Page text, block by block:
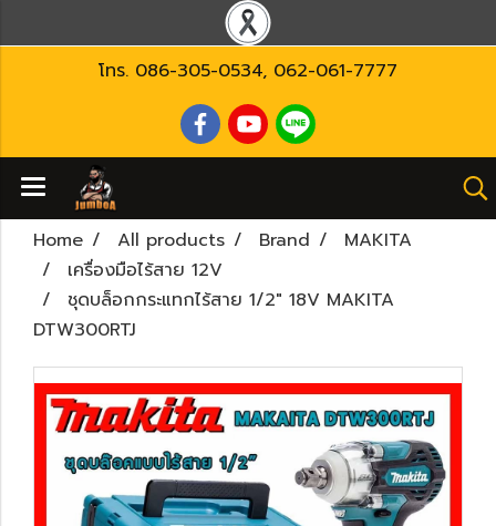
โทร. 086-305-0534, 062-061-7777
Home All products Brand
MAKITA
เครื่องมือไร้สาย 12V
ชุดบล็อกกระแทกไร้สาย 1/2" 18V MAKITA
DTW300RTJ